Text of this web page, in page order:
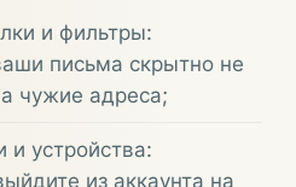
и фильтры:
письма скрытно не
чужие адреса;
и устройства:
из аккаунта на